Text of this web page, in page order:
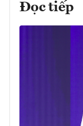
Đọc tiếp